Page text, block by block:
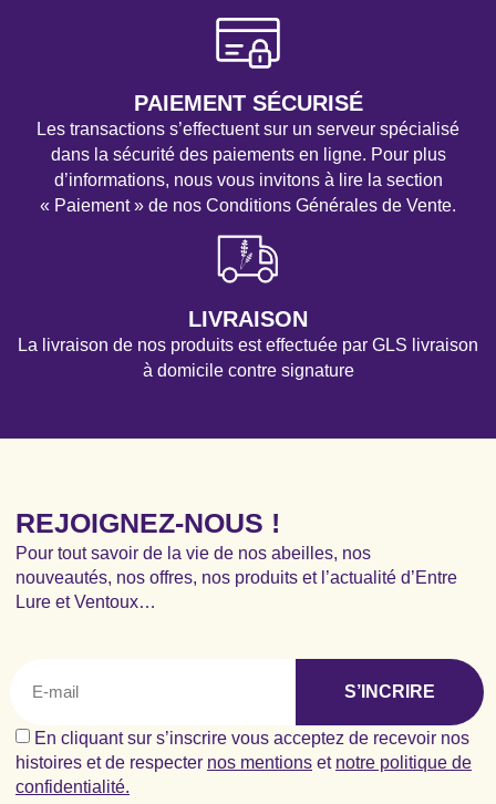
PAIEMENT SÉCURISÉ
Les transactions s’effectuent sur un serveur spécialisé
dans la sécurité des paiements en ligne. Pour plus
d’informations, nous vous invitons à lire la section
« Paiement » de nos Conditions Générales de Vente.
LIVRAISON
La livraison de nos produits est effectuée par GLS livraison
à domicile contre signature
REJOIGNEZ-NOUS !
Pour tout savoir de la vie de nos abeilles, nos
nouveautés, nos offres, nos produits et l’actualité d’Entre
Lure et Ventoux…
En cliquant sur s’inscrire vous acceptez de recevoir nos
histoires et de respecter nos mentions et notre politique de
confidentialité.
S’INCRIRE